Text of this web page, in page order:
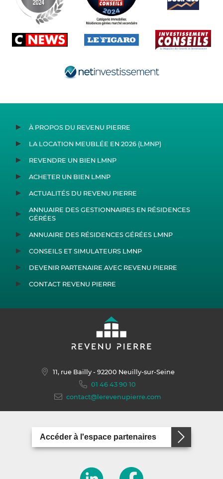
À PROPOS DU REVENU PIERRE
LA LOCATION MEUBLÉE EN 2026 (LMNP)
REVENDRE UN BIEN LMNP
ACHETER UN BIEN LMNP
ACTUALITÉS DU REVENU PIERRE
ANNUAIRE DES GESTIONNAIRES EN RÉSIDENCES
GÉRÉES
ANNUAIRE DES RÉSIDENCES GÉRÉES LMNP
CONSEILS ET SIMULATEURS LMNP
DEVENIR PARTENAIRE AVEC REVENU PIERRE
CONTACT REVENU PIERRE
11, rue Bailly- 92200 Neuilly-sur-Seine
01 46 43 90 10
contact@lerevenupierre.com
Accéder à l'espace partenaires